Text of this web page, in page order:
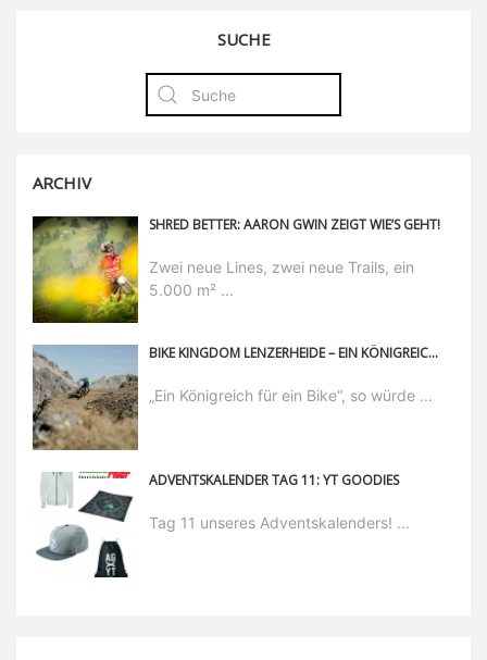
SUCHE
ARCHIV
SHRED BETTER: AARON GWIN ZEIGT WIE’S GEHT!
Zwei neue Lines, zwei neue Trails, ein
5.000 m² ...
BIKE KINGDOM LENZERHEIDE – EIN KÖNIGREICH, ZWEI BIKEPARKS, SECHS REGIONEN, 900 KILOMETER SINGLETRAILS
„Ein Königreich für ein Bike“, so würde ...
ADVENTSKALENDER TAG 11: YT GOODIES
Tag 11 unseres Adventskalenders! ...